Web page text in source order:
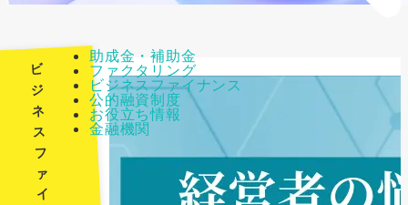
助成金・補助金
ファクタリング
ビジネスファイナンス
公的融資制度
お役立ち情報
金融機関
ビ
ジ
ネ
ス
フ
ァ
イ